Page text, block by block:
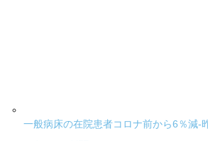
一般病床の在院患者コロナ前から6％減-